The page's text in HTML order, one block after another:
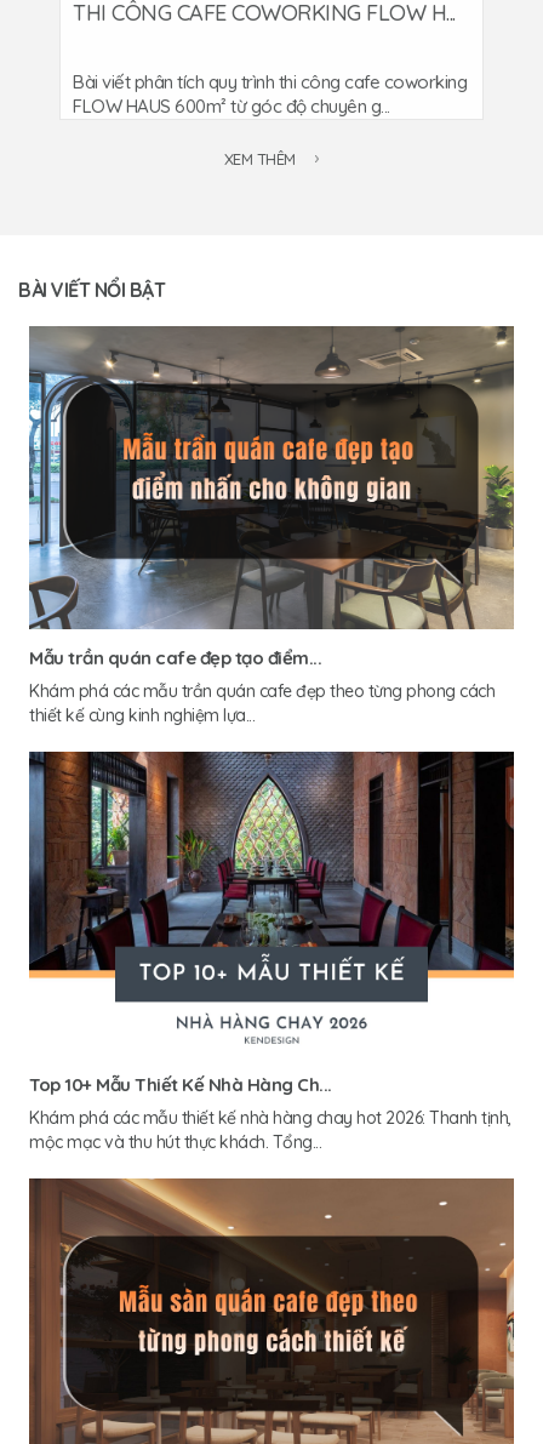
THI CÔNG CAFE COWORKING FLOW H...
Bài viết phân tích quy trình thi công cafe coworking
FLOW HAUS 600m² từ góc độ chuyên g...
XEM THÊM
BÀI VIẾT NỔI BẬT
Mẫu trần quán cafe đẹp tạo điểm...
Khám phá các mẫu trần quán cafe đẹp theo từng phong cách
thiết kế cùng kinh nghiệm lựa...
Top 10+ Mẫu Thiết Kế Nhà Hàng Ch...
Khám phá các mẫu thiết kế nhà hàng chay hot 2026: Thanh tịnh,
mộc mạc và thu hút thực khách. Tổng...